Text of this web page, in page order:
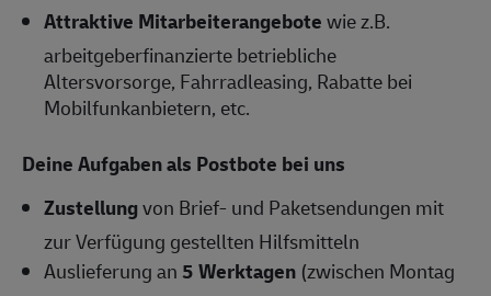
Attraktive Mitarbeiterangebotewie z.B.
arbeitgeberfinanzierte betriebliche
Altersvorsorge, Fahrradleasing, Rabatte bei
Mobilfunkanbietern, etc.
Deine Aufgaben als Postbote bei uns
Zustellungvon Brief- und Paketsendungen mit
zur Verfügung gestellten Hilfsmitteln
Auslieferung an5 Werktagen (zwischen Montag